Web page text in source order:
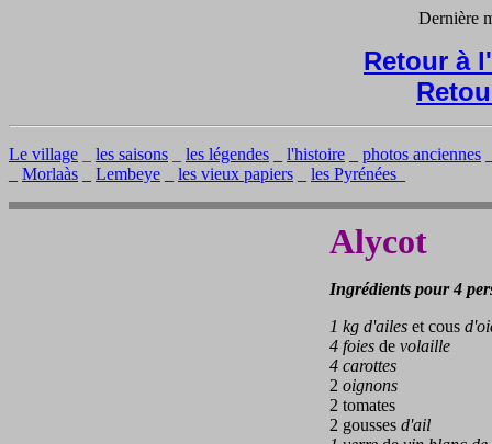
Dernière
Retour à
Le village les saisons les légendes l'histoire photos anciennes
Morlaàs Lembeye les vieux papiers les Pyrénées
Alycot
Ingrédients pour 4
1 kg d'ailes et cous
4 foies de volaille
4 carottes
2 oignons
2 tomates
2 gousses d'ail